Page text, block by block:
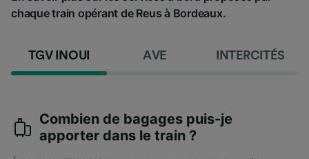
chaque train opérant de Reus à Bordeaux.
TGV INOUI AVE INTERCITÉS
Combien de bagages puis-je
apporter dans le train ?